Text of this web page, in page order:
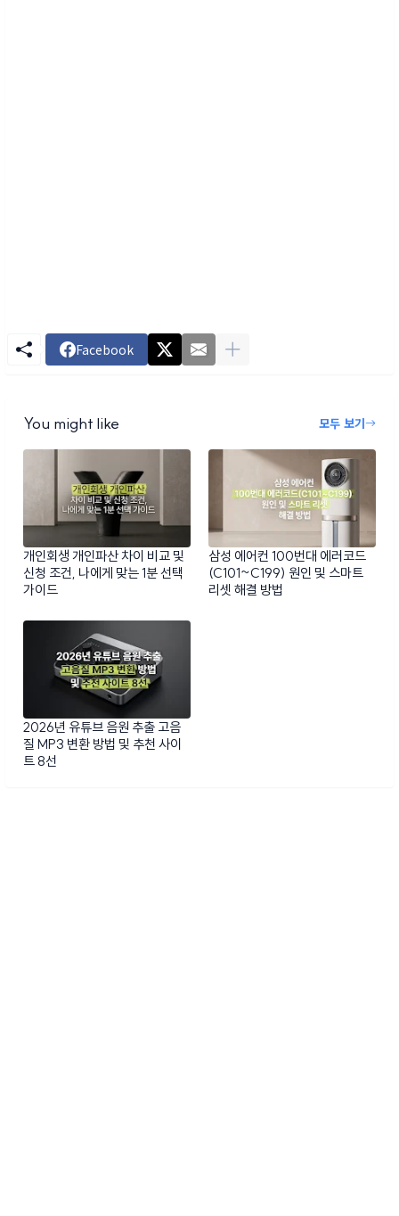
Facebook
You might like 모두 보기
개인회생 개인파산 차이 비교 및
신청 조건, 나에게 맞는 1분 선택
가이드
삼성 에어컨 100번대 에러코드
(C101~C199) 원인 및 스마트
리셋 해결 방법
2026년 유튜브 음원 추출 고음
질 MP3 변환 방법 및 추천 사이
트 8선